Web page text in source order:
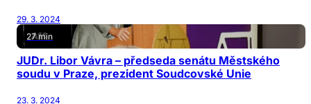
29. 3. 2024
27 min
JUDr. Libor Vávra – předseda senátu Městského
soudu v Praze, prezident Soudcovské Unie
23. 3. 2024